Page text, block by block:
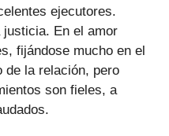
ejecutores.
justicia. En el amor
fijándose mucho en el
de la relación, pero
son fieles, a